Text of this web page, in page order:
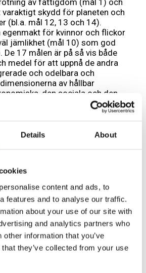
Details About
content and ads, to
features and to analyse our traffic.
about your use of our site with
and analytics partners who
information that you’ve
they’ve collected from your use
av fattigdom (mål 1) och
skydd för planeten och
(bl.a. mål 12, 13 och 14).
för kvinnor och flickor
jämlikhet (mål 10) som god
De 17 målen är på så vis både
medel för att uppnå de andra
och odelbara och
av hållbar
den sociala och den
till FN här
inte publiceras. Obligatoriska fält är